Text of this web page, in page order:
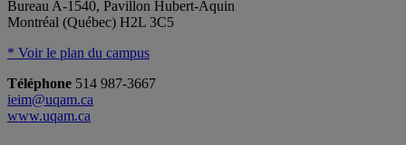
Bureau A-1540, Pavillon Hubert-Aquin
Montréal (Québec) H2L 3C5
* Voir le plan du campus
Téléphone 514 987-3667
ieim@uqam.ca
www.uqam.ca